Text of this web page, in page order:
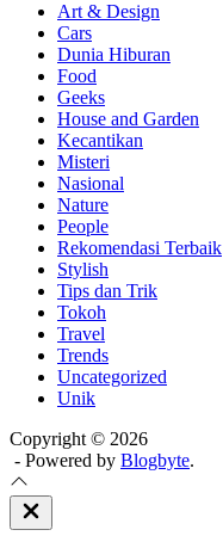
Art & Design
Cars
Dunia Hiburan
Food
Geeks
House and Garden
Kecantikan
Misteri
Nasional
Nature
People
Rekomendasi Terbaik
Stylish
Tips dan Trik
Tokoh
Travel
Trends
Uncategorized
Unik
Copyright © 2026
- Powered by Blogbyte.
Close
Off